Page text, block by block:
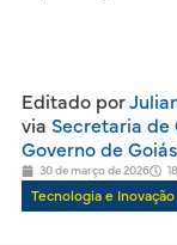
Editado por
via Secretaria de
Governo de Goiás
30 de março de 2026
Tecnologia e Inovação